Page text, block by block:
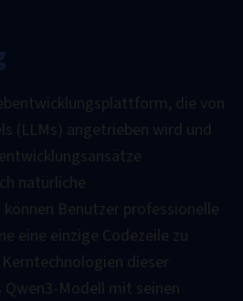
die von
(LLMs) angetrieben wird und
natürliche
können Benutzer professionelle
eine einzige Codezeile zu
dieser
Modell mit seinen